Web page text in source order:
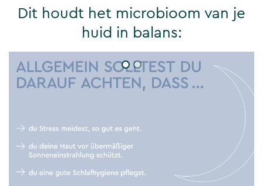
Dit houdt het microbioom van je
huid in balans: